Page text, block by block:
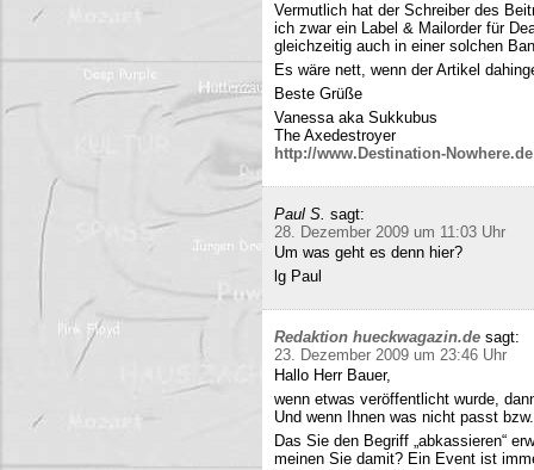
Vermutlich hat der Schreiber des
ich zwar ein Label & Mailorder für
gleichzeitig auch in einer solchen
Es wäre nett, wenn der Artikel
Beste Grüße
Vanessa aka Sukkubus
The Axedestroyer
http://www.Destination-Nowhere.de
Paul S. sagt:
28. Dezember 2009 um 11:03 Uhr
Um was geht es denn hier?
lg Paul
Redaktion hueckwagazin.de sagt:
23. Dezember 2009 um 23:46 Uhr
Hallo Herr Bauer,
wenn etwas veröffentlicht wurde,
Und wenn Ihnen was nicht passt
Das Sie den Begriff „abkassieren“
meinen Sie damit? Ein Event ist